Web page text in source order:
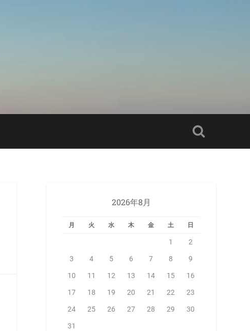
2026年8月
月 火 水 木 金 土 日
1 2
3 4 5 6 7 8 9
10 11 12 13 14 15 16
17 18 19 20 21 22 23
24 25 26 27 28 29 30
31